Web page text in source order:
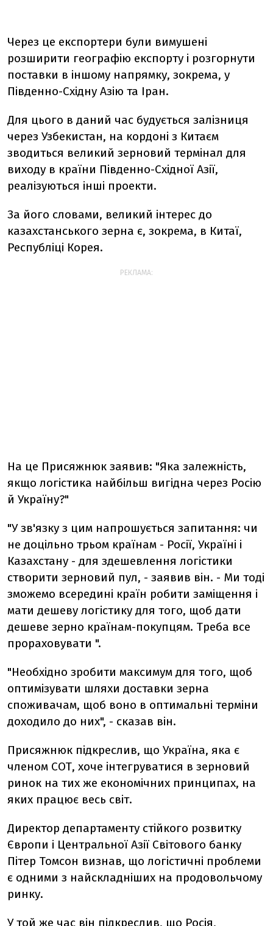
Через це експортери були вимушені
розширити географію експорту і розгорнути
поставки в іншому напрямку, зокрема, у
Південно-Східну Азію та Іран.
Для цього в даний час будується залізниця
через Узбекистан, на кордоні з Китаєм
зводиться великий зерновий термінал для
виходу в країни Південно-Східної Азії,
реалізуються інші проекти.
За його словами, великий інтерес до
казахстанського зерна є, зокрема, в Китаї,
Республіці Корея.
РЕКЛАМА:
На це Присяжнюк заявив: "Яка залежність,
якщо логістика найбільш вигідна через Росію
й Україну?"
"У зв'язку з цим напрошується запитання: чи
не доцільно трьом країнам - Росії, Україні і
Казахстану - для здешевлення логістики
створити зерновий пул, - заявив він. - Ми тоді
зможемо всередині країн робити заміщення і
мати дешеву логістику для того, щоб дати
дешеве зерно країнам-покупцям. Треба все
прораховувати ".
"Необхідно зробити максимум для того, щоб
оптимізувати шляхи доставки зерна
споживачам, щоб воно в оптимальні терміни
доходило до них", - сказав він.
Присяжнюк підкреслив, що Україна, яка є
членом СОТ, хоче інтегруватися в зерновий
ринок на тих же економічних принципах, на
яких працює весь світ.
Директор департаменту стійкого розвитку
Європи і Центральної Азії Світового банку
Пітер Томсон визнав, що логістичні проблеми
є одними з найскладніших на продовольчому
ринку.
У той же час він підкреслив, що Росія,